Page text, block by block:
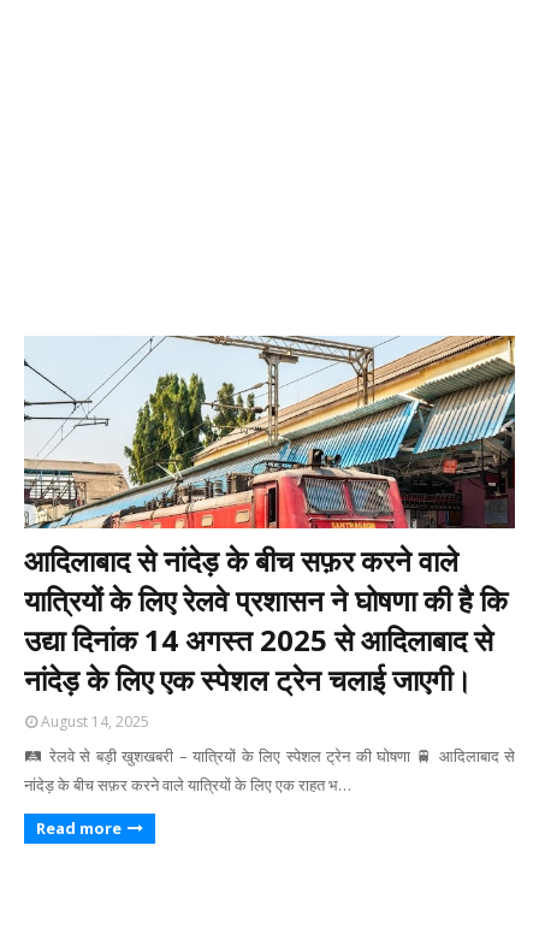
आदिलाबाद से नांदेड़ के बीच सफ़र करने वाले
यात्रियों के लिए रेलवे प्रशासन ने घोषणा की है कि
उद्या दिनांक 14 अगस्त 2025 से आदिलाबाद से
नांदेड़ के लिए एक स्पेशल ट्रेन चलाई जाएगी।
August 14, 2025
🛤 रेलवे से बड़ी खुशखबरी – यात्रियों के लिए स्पेशल ट्रेन की घोषणा 🚆 आदिलाबाद से
नांदेड़ के बीच सफ़र करने वाले यात्रियों के लिए एक राहत भ…
Read more